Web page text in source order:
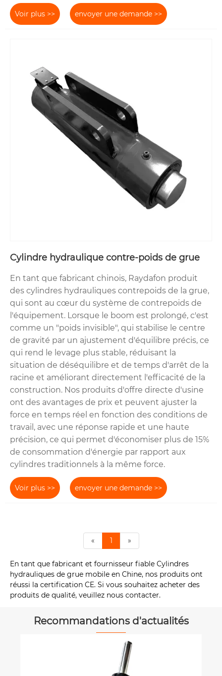
Voir plus >> envoyer une demande >>
Cylindre hydraulique contre-poids de grue
En tant que fabricant chinois, Raydafon produit
des cylindres hydrauliques contrepoids de la grue,
qui sont au cœur du système de contrepoids de
l'équipement. Lorsque le boom est prolongé, c'est
comme un "poids invisible", qui stabilise le centre
de gravité par un ajustement d'équilibre précis, ce
qui rend le levage plus stable, réduisant la
situation de déséquilibre et de temps d'arrêt de la
racine et améliorant directement l'efficacité de la
construction. Nos produits d'offre directe d'usine
ont des avantages de prix et peuvent ajuster la
force en temps réel en fonction des conditions de
travail, avec une réponse rapide et une haute
précision, ce qui permet d'économiser plus de 15%
de consommation d'énergie par rapport aux
cylindres traditionnels à la même force.
Voir plus >> envoyer une demande >>
« 1 »
En tant que fabricant et fournisseur fiable Cylindres
hydrauliques de grue mobile en Chine, nos produits ont
réussi la certification CE. Si vous souhaitez acheter des
produits de qualité, veuillez nous contacter.
Recommandations d'actualités